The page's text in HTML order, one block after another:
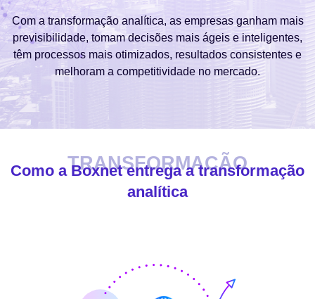
Com a transformação analítica, as empresas ganham mais
previsibilidade, tomam decisões mais ágeis e inteligentes,
têm processos mais otimizados, resultados consistentes e
melhoram a competitividade no mercado.
TRANSFORMAÇÃO
Como a Boxnet entrega a transformação
analítica